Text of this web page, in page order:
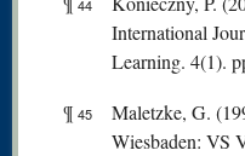
44
International
Learning. 4(1).
¶ 45 Maletzke, G.
Wiesbaden: VS